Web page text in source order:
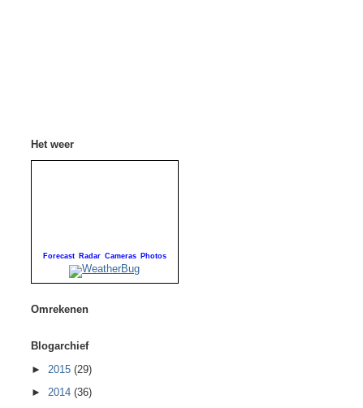
Het weer
Forecast Radar Cameras Photos
Omrekenen
Blogarchief
► 2015 (29)
► 2014 (36)